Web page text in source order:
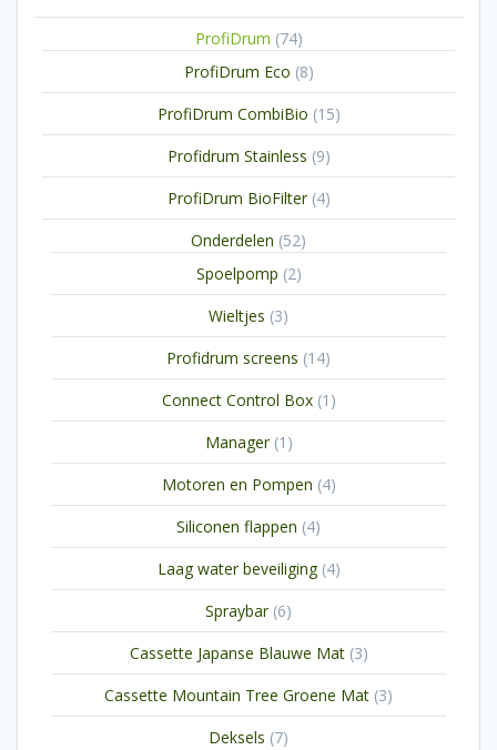
ProfiDrum 7474
ProfiDrum Eco 88
producten
ProfiDrum CombiBio 1515
producten
Profidrum Stainless 99
producten
ProfiDrum BioFilter 44
producten
Onderdelen 5252
Spoelpomp 22
producten
Wieltjes 33
producten
Profidrum screens 1414
producten
Connect Control Box 1 1
product
Manager 1 1
product
Motoren en Pompen 44
producten
Siliconen flappen 44
producten
Laag water beveiliging 44
producten
Spraybar 66
producten
Cassette Japanse Blauwe Mat 33
producten
Cassette Mountain Tree Groene Mat 33
producten
Deksels 77